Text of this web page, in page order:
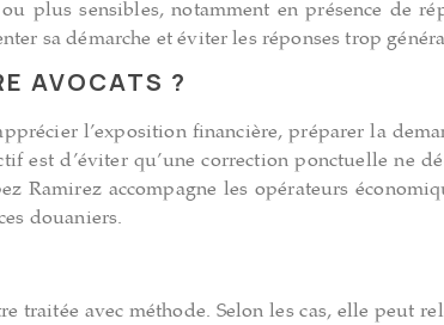
plus sensibles, notamment en présence de
sa démarche et éviter les réponses trop
AVOCATS ?
l’exposition financière, préparer la
est d’éviter qu’une correction ponctuelle ne
Ramirez accompagne les opérateurs
douaniers.
traitée avec méthode. Selon les cas, elle peut